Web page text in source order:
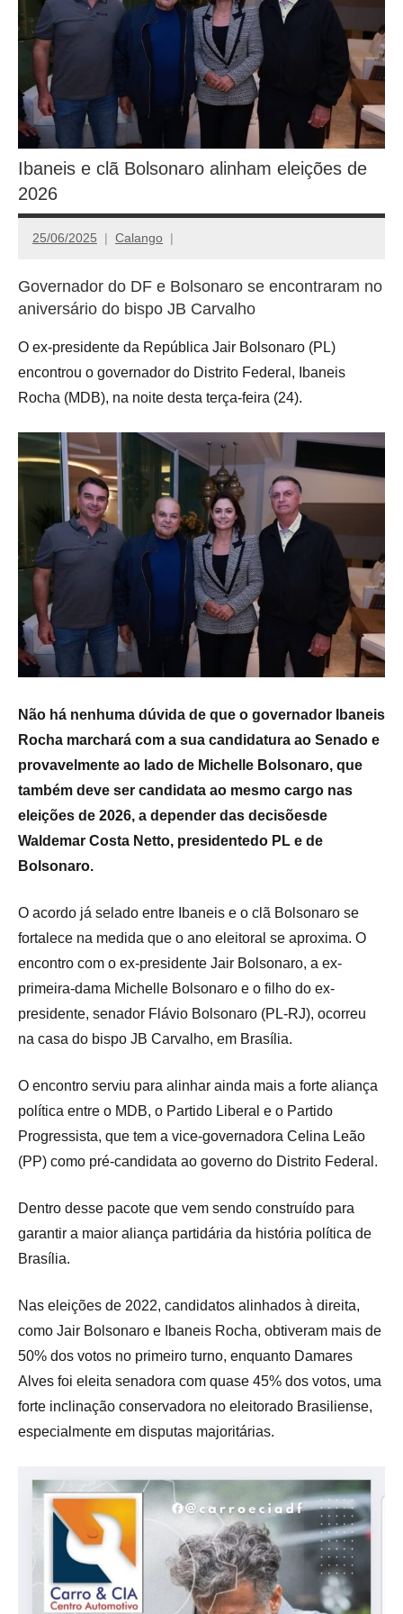
Ibaneis e clã Bolsonaro alinham eleições de
2026
25/06/2025 Calango
Governador do DF e Bolsonaro se encontraram no
aniversário do bispo JB Carvalho
O ex-presidente da República Jair Bolsonaro (PL)
encontrou o governador do Distrito Federal, Ibaneis
Rocha (MDB), na noite desta terça-feira (24).
Não há nenhuma dúvida de que o governador Ibaneis
Rocha marchará com a sua candidatura ao Senado e
provavelmente ao lado de Michelle Bolsonaro, que
também deve ser candidata ao mesmo cargo nas
eleições de 2026, a depender das decisõesde
Waldemar Costa Netto, presidentedo PL e de
Bolsonaro.
O acordo já selado entre Ibaneis e o clã Bolsonaro se
fortalece na medida que o ano eleitoral se aproxima. O
encontro com o ex-presidente Jair Bolsonaro, a ex-
primeira-dama Michelle Bolsonaro e o filho do ex-
presidente, senador Flávio Bolsonaro (PL-RJ), ocorreu
na casa do bispo JB Carvalho, em Brasília.
O encontro serviu para alinhar ainda mais a forte aliança
política entre o MDB, o Partido Liberal e o Partido
Progressista, que tem a vice-governadora Celina Leão
(PP) como pré-candidata ao governo do Distrito Federal.
Dentro desse pacote que vem sendo construído para
garantir a maior aliança partidária da história política de
Brasília.
Nas eleições de 2022, candidatos alinhados à direita,
como Jair Bolsonaro e Ibaneis Rocha, obtiveram mais de
50% dos votos no primeiro turno, enquanto Damares
Alves foi eleita senadora com quase 45% dos votos, uma
forte inclinação conservadora no eleitorado Brasiliense,
especialmente em disputas majoritárias.